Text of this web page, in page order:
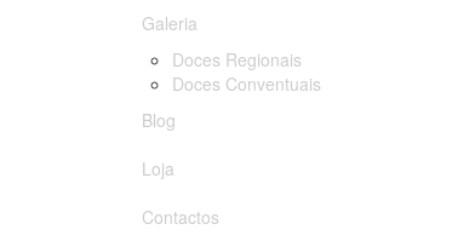
Galeria
Doces Regionais
Doces Conventuais
Blog
Loja
Contactos